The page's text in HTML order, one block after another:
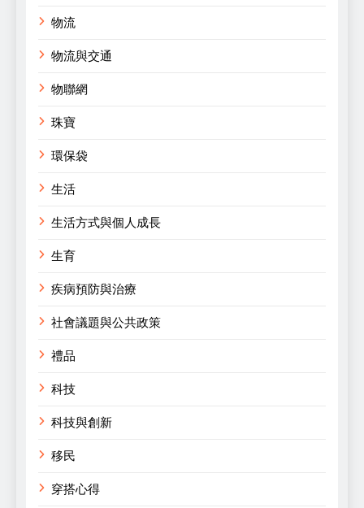
物流
物流與交通
物聯網
珠寶
環保袋
生活
生活方式與個人成長
生育
疾病預防與治療
社會議題與公共政策
禮品
科技
科技與創新
移民
穿搭心得